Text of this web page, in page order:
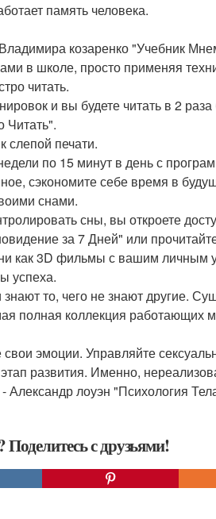
память человека.
козаренко "Учебник
в школе, просто применяя
читать.
и вы будете читать в 2
Читать".
слепой печати.
по 15 минут в день с
сэкономите себе время в
снами.
сны, вы откроете
за 7 Дней" или
как 3D фильмы с вашим личным
успеха.
то, чего не знают другие.
полная коллекция работающих
эмоции. Управляйте
развития. Именно,
- Александр лоуэн "Психология
с друзьями!